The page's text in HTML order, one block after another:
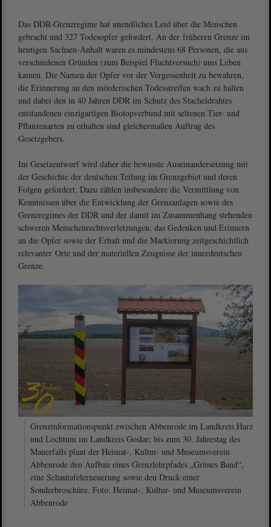
Das DDR-Grenzregime hat unendliches Leid über die Menschen
gebracht und 327 Todesopfer gefordert. An der früheren Grenze im
heutigen Sachsen-Anhalt waren es mindestens 68 Personen, die aus
verschiedenen Gründen (zum Beispiel Fluchtversuch) ums Leben
kamen. Die Namen der Opfer vor der Vergessenheit zu bewahren,
die Erinnerung an den mörderischen Todesstreifen wach zu halten
und dabei den in 40 Jahren DDR im Schutz des Stacheldrahtes
entstandenen einzigartigen Biotopverbund mit seltenen Tier- und
Pflanzenarten zu erhalten sind gleichermaßen Auftrag des
Gesetzgebers.
Im Gesetzentwurf wird daher die bewusste Auseinandersetzung mit
der Geschichte der deutschen Teilung im Grenzgebiet und deren
Folgen gefordert. Dazu zählen insbesondere die Vermittlung von
Kenntnissen über die Entwicklung der Grenzanlagen sowie des
Grenzregimes der DDR und der damit im Zusammenhang stehenden
schweren Menschenrechtsverletzungen, das Gedenken und Erinnern
an die Opfer sowie der Erhalt und die Markierung zeitgeschichtlich
relevanter Orte und der materiellen Zeugnisse der innerdeutschen
Grenze.
Grenzinformationspunkt zwischen Abbenrode im Landkreis Harz
und Lochtum im Landkreis Goslar; bis zum 30. Jahrestag des
Mauerfalls plant der Heimat-, Kultur- und Museumsverein
Abbenrode den Aufbau eines Grenzlehrpfades „Grünes Band“,
eine Schautafelerneuerung sowie den Druck einer
Sonderbroschüre. Foto: Heimat-, Kultur- und Museumsverein
Abbenrode